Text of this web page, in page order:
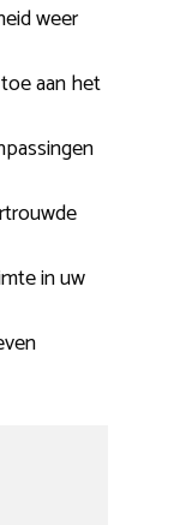
weer
aan het
in uw